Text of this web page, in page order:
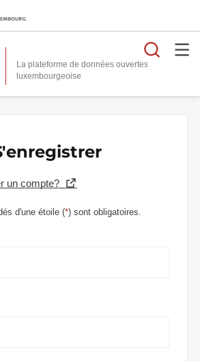
La plateforme de données ouvertes
un compte?
d'une étoile (*) sont obligatoires.